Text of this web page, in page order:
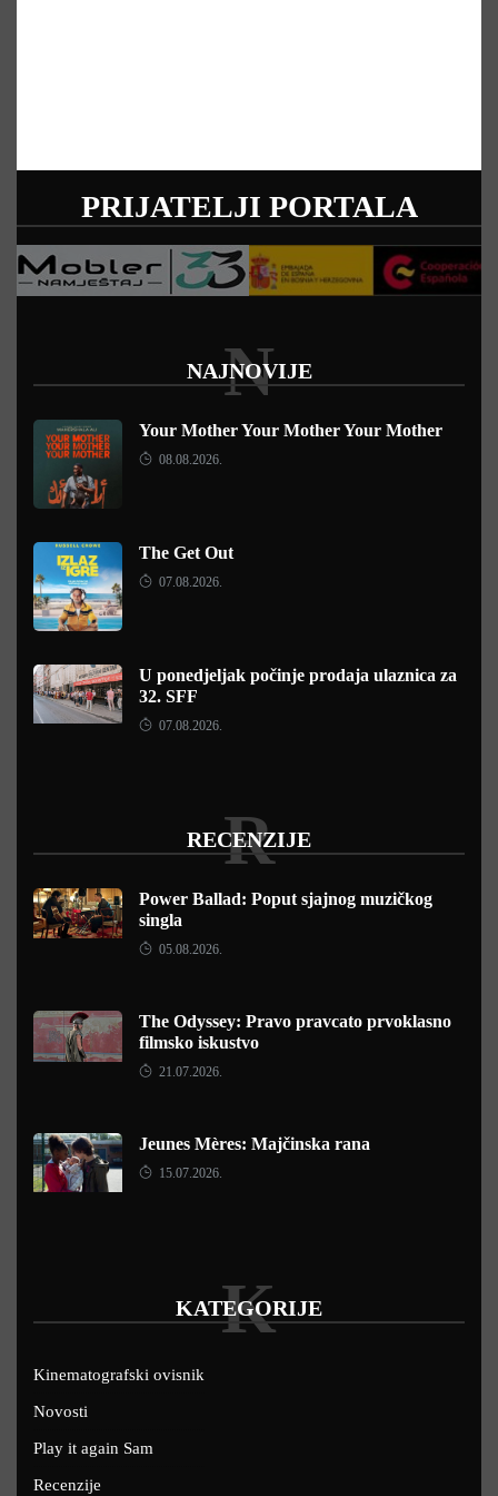
PRIJATELJI PORTALA
NAJNOVIJE
N
Your Mother Your Mother Your Mother
08.08.2026.
The Get Out
07.08.2026.
U ponedjeljak počinje prodaja ulaznica za
32. SFF
07.08.2026.
RECENZIJE
R
Power Ballad: Poput sjajnog muzičkog
singla
05.08.2026.
The Odyssey: Pravo pravcato prvoklasno
filmsko iskustvo
21.07.2026.
Jeunes Mères: Majčinska rana
15.07.2026.
KATEGORIJE
K
Kinematografski ovisnik
Novosti
Play it again Sam
Recenzije